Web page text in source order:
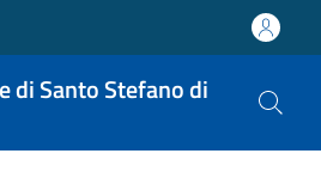
di Santo Stefano di